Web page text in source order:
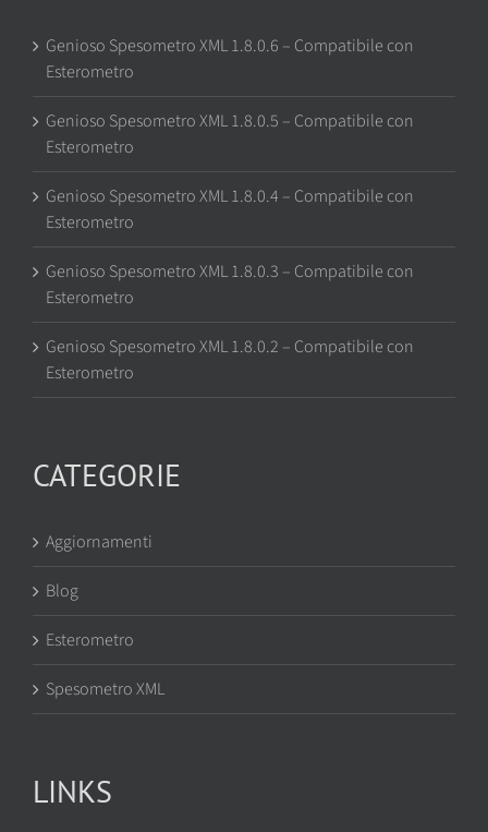
Genioso Spesometro XML 1.8.0.6 – Compatibile con
Esterometro
Genioso Spesometro XML 1.8.0.5 – Compatibile con
Esterometro
Genioso Spesometro XML 1.8.0.4 – Compatibile con
Esterometro
Genioso Spesometro XML 1.8.0.3 – Compatibile con
Esterometro
Genioso Spesometro XML 1.8.0.2 – Compatibile con
Esterometro
CATEGORIE
Aggiornamenti
Blog
Esterometro
Spesometro XML
LINKS